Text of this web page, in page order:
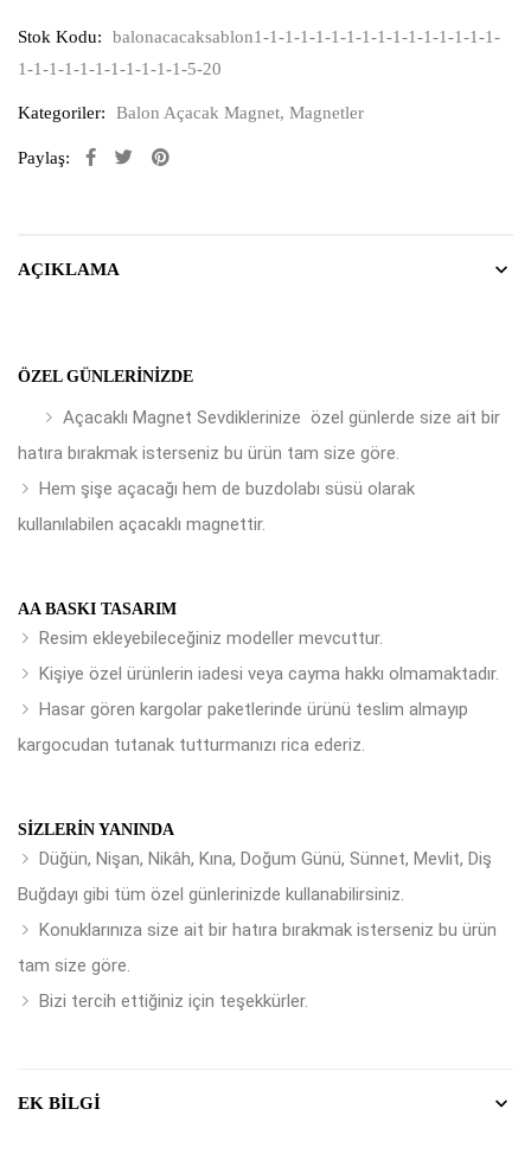
Stok Kodu:
balonacacaksablon1-1-1-1-1-1-1-1-1-1-1-1-1-1-1-1-
1-1-1-1-1-1-1-1-1-1-1-5-20
Kategoriler: Balon Açacak Magnet, Magnetler
Paylaş:
AÇIKLAMA
ÖZEL GÜNLERINIZDE
Açacaklı Magnet Sevdiklerinize özel günlerde size ait bir
hatıra bırakmak isterseniz bu ürün tam size göre.
Hem şişe açacağı hem de buzdolabı süsü olarak
kullanılabilen açacaklı magnettir.
AA BASKI TASARIM
Resim ekleyebileceğiniz modeller mevcuttur.
Kişiye özel ürünlerin iadesi veya cayma hakkı olmamaktadır.
Hasar gören kargolar paketlerinde ürünü teslim almayıp
kargocudan tutanak tutturmanızı rica ederiz.
SIZLERIN YANINDA
Düğün, Nişan, Nikâh, Kına, Doğum Günü, Sünnet, Mevlit, Diş
Buğdayı gibi tüm özel günlerinizde kullanabilirsiniz.
Konuklarınıza size ait bir hatıra bırakmak isterseniz bu ürün
tam size göre.
Bizi tercih ettiğiniz için teşekkürler.
EK BILGI